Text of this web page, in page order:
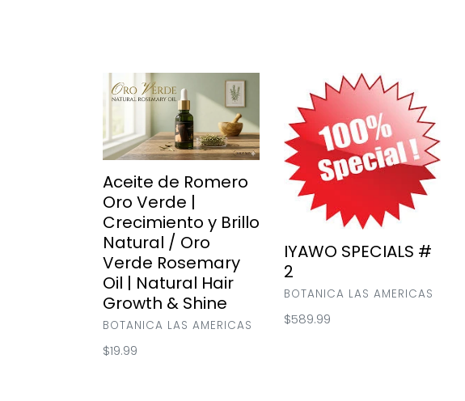
Aceite
de
Romero
Oro
Verde
Crecimiento
y
Brillo
Natural
/
Oro
Verde
Rosemary
Oil
|
Aceite de Romero
Oro Verde |
Crecimiento y Brillo
Natural / Oro
Verde Rosemary
Oil | Natural Hair
Growth & Shine
VENDOR
BOTANICA LAS AMERICAS
Regular
$19.99
SPECIALS
IYAWO SPECIALS #
2
VENDOR
BOTANICA LAS AMERICAS
Regular
$589.99